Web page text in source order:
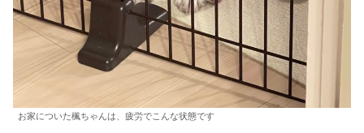
お家についた楓ちゃんは、疲労でこんな状態です